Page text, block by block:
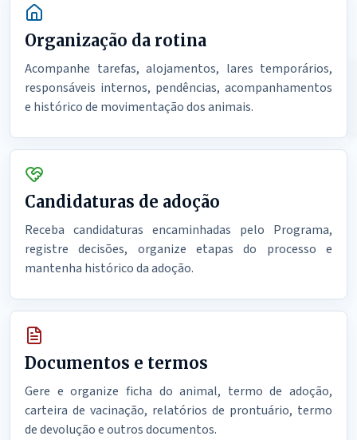
Organização da rotina
Acompanhe tarefas, alojamentos, lares temporários,
responsáveis internos, pendências, acompanhamentos
e histórico de movimentação dos animais.
Candidaturas de adoção
Receba candidaturas encaminhadas pelo Programa,
registre decisões, organize etapas do processo e
mantenha histórico da adoção.
Documentos e termos
Gere e organize ficha do animal, termo de adoção,
carteira de vacinação, relatórios de prontuário, termo
de devolução e outros documentos.